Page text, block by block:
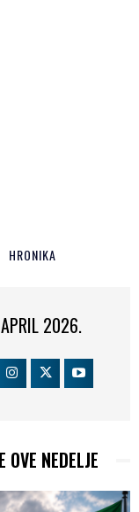
HRONIKA
2026.
OVE NEDELJE